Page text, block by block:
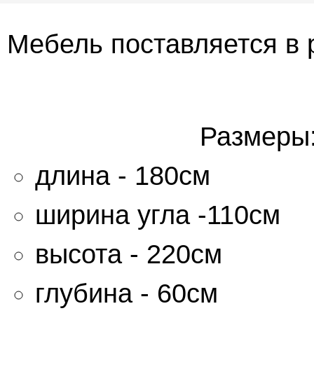
Мебель поставляется в
длина - 180см
ширина угла -110см
высота - 220см
глубина - 60см